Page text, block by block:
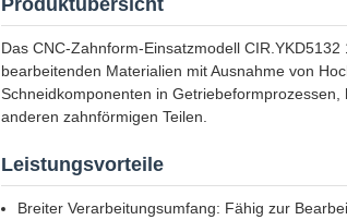
Das CNC-Zahnform-Einsatzmodell
bearbeitenden Materialien mit Ausnahme von
Schneidkomponenten in
anderen zahnförmigen Teilen.
Leistungsvorteile
Breiter Verarbeitungsumfang: Fähig zur